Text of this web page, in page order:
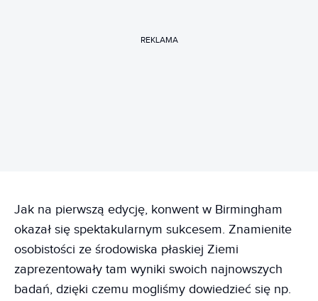
REKLAMA
Jak na pierwszą edycję, konwent w Birmingham
okazał się spektakularnym sukcesem. Znamienite
osobistości ze środowiska płaskiej Ziemi
zaprezentowały tam wyniki swoich najnowszych
badań, dzięki czemu mogliśmy dowiedzieć się np.